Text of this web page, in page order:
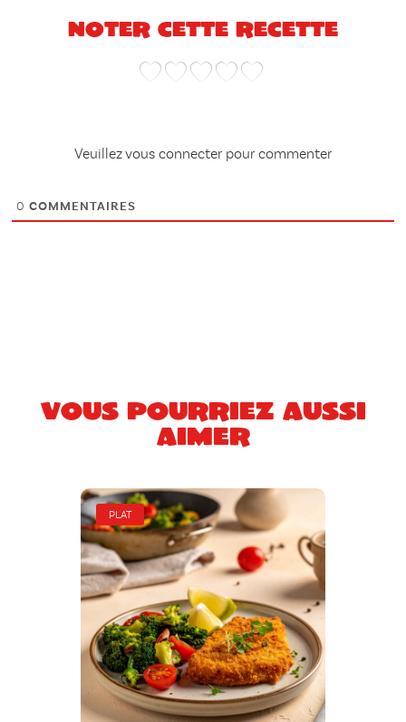
Noter cette recette
Veuillez vous connecter pour commenter
0 COMMENTAIRES
Vous pourriez aussi
aimer
PLAT